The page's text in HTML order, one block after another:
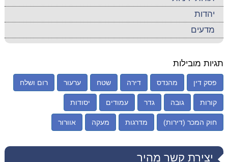
יהדות
מדעים
תגיות מובילות
פסק דין מהנדס דירה שטח ערעור רום ושלח
קורות גובה גדר עמודים יסודות
חוק המכר (דירות) מדרגות מעקה אוורור
יצירת קשר מהיר